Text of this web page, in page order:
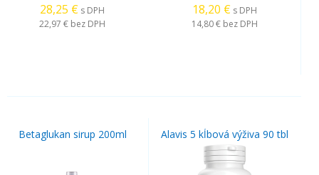
28,25 € s DPH
22,97 € bez DPH
18,20 € s DPH
14,80 € bez DPH
Betaglukan sirup 200ml Alavis 5 kĺbová výživa 90 tbl